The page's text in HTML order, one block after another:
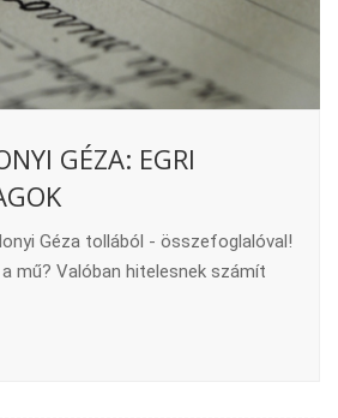
GÉZA: EGRI
Géza tollából - összefoglalóval!
mű? Valóban hitelesnek számít